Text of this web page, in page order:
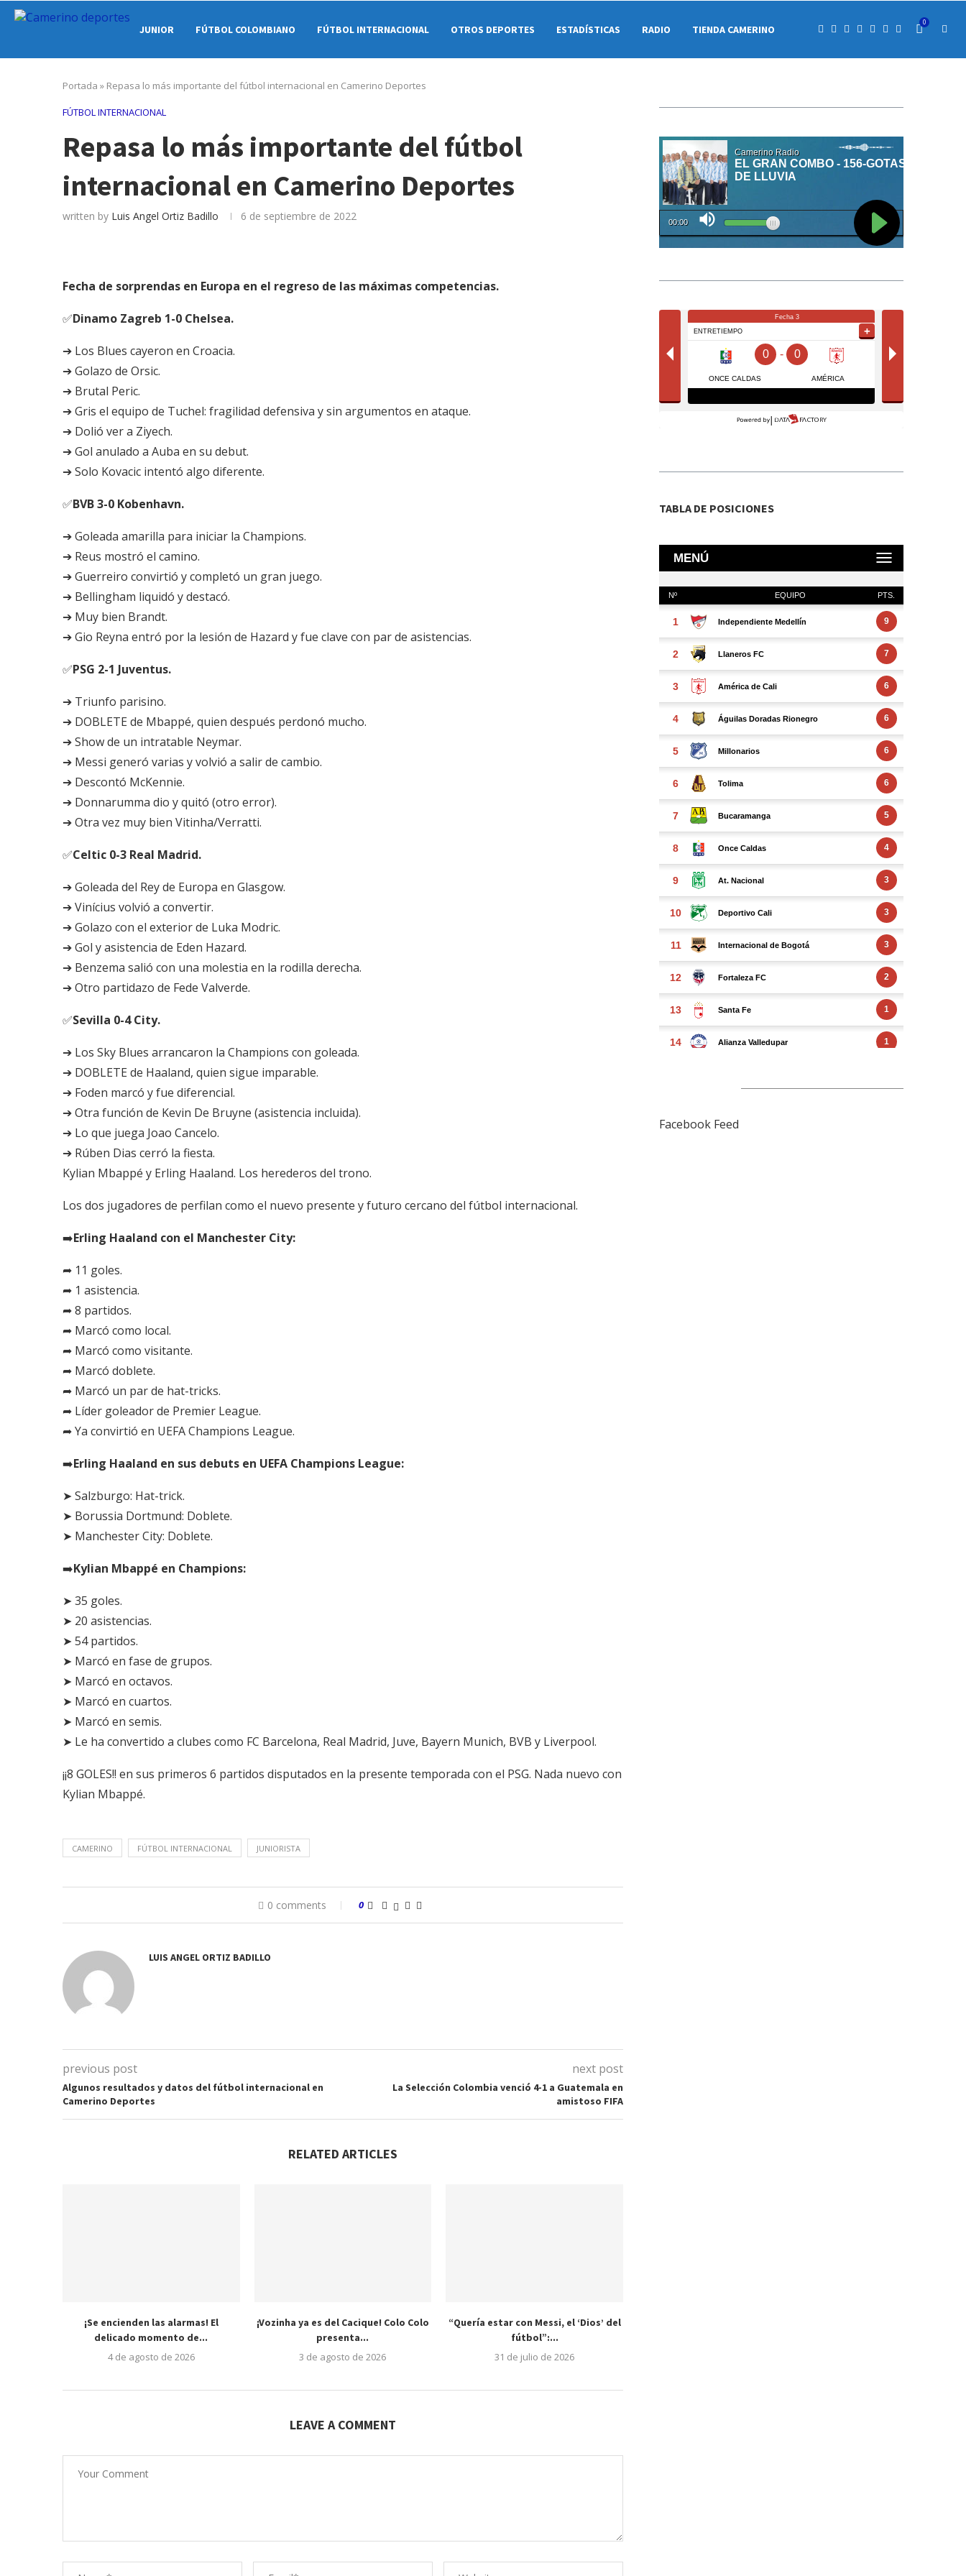
JUNIOR FÚTBOL COLOMBIANO FÚTBOL INTERNACIONAL OTROS DEPORTES ESTADÍSTICAS RADIO TIENDA CAMERINO
0
Portada » Repasa lo más importante del fútbol internacional en Camerino Deportes
FÚTBOL INTERNACIONAL
Repasa lo más importante del fútbol
internacional en Camerino Deportes
written by Luis Angel Ortiz Badillo 6 de septiembre de 2022
Fecha de sorprendas en Europa en el regreso de las máximas competencias.
✅Dinamo Zagreb 1-0 Chelsea.
➔ Los Blues cayeron en Croacia.
➔ Golazo de Orsic.
➔ Brutal Peric.
➔ Gris el equipo de Tuchel: fragilidad defensiva y sin argumentos en ataque.
➔ Dolió ver a Ziyech.
➔ Gol anulado a Auba en su debut.
➔ Solo Kovacic intentó algo diferente.
✅BVB 3-0 Kobenhavn.
➔ Goleada amarilla para iniciar la Champions.
➔ Reus mostró el camino.
➔ Guerreiro convirtió y completó un gran juego.
➔ Bellingham liquidó y destacó.
➔ Muy bien Brandt.
➔ Gio Reyna entró por la lesión de Hazard y fue clave con par de asistencias.
✅PSG 2-1 Juventus.
➔ Triunfo parisino.
➔ DOBLETE de Mbappé, quien después perdonó mucho.
➔ Show de un intratable Neymar.
➔ Messi generó varias y volvió a salir de cambio.
➔ Descontó McKennie.
➔ Donnarumma dio y quitó (otro error).
➔ Otra vez muy bien Vitinha/Verratti.
✅Celtic 0-3 Real Madrid.
➔ Goleada del Rey de Europa en Glasgow.
➔ Vinícius volvió a convertir.
➔ Golazo con el exterior de Luka Modric.
➔ Gol y asistencia de Eden Hazard.
➔ Benzema salió con una molestia en la rodilla derecha.
➔ Otro partidazo de Fede Valverde.
✅Sevilla 0-4 City.
➔ Los Sky Blues arrancaron la Champions con goleada.
➔ DOBLETE de Haaland, quien sigue imparable.
➔ Foden marcó y fue diferencial.
➔ Otra función de Kevin De Bruyne (asistencia incluida).
➔ Lo que juega Joao Cancelo.
➔ Rúben Dias cerró la fiesta.
Kylian Mbappé y Erling Haaland. Los herederos del trono.
Los dos jugadores de perfilan como el nuevo presente y futuro cercano del fútbol internacional.
➡️Erling Haaland con el Manchester City:
➦ 11 goles.
➦ 1 asistencia.
➦ 8 partidos.
➦ Marcó como local.
➦ Marcó como visitante.
➦ Marcó doblete.
➦ Marcó un par de hat-tricks.
➦ Líder goleador de Premier League.
➦ Ya convirtió en UEFA Champions League.
➡️Erling Haaland en sus debuts en UEFA Champions League:
➤ Salzburgo: Hat-trick.
➤ Borussia Dortmund: Doblete.
➤ Manchester City: Doblete.
➡️Kylian Mbappé en Champions:
➤ 35 goles.
➤ 20 asistencias.
➤ 54 partidos.
➤ Marcó en fase de grupos.
➤ Marcó en octavos.
➤ Marcó en cuartos.
➤ Marcó en semis.
➤ Le ha convertido a clubes como FC Barcelona, Real Madrid, Juve, Bayern Munich, BVB y Liverpool.
¡¡8 GOLES!! en sus primeros 6 partidos disputados en la presente temporada con el PSG. Nada nuevo con
Kylian Mbappé.
CAMERINO FÚTBOL INTERNACIONAL JUNIORISTA
0 comments 0
LUIS ANGEL ORTIZ BADILLO
previous post
Algunos resultados y datos del fútbol internacional en
Camerino Deportes
next post
La Selección Colombia venció 4-1 a Guatemala en
amistoso FIFA
RELATED ARTICLES
¡Se encienden las alarmas! El
delicado momento de...
4 de agosto de 2026
¡Vozinha ya es del Cacique! Colo Colo
presenta...
3 de agosto de 2026
“Quería estar con Messi, el ‘Dios’ del
fútbol”:...
31 de julio de 2026
LEAVE A COMMENT
TABLA DE POSICIONES
Facebook Feed